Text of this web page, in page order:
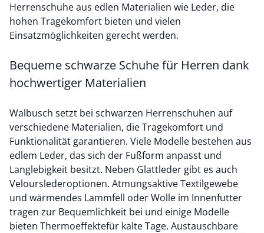
Herrenschuhe aus edlen Materialien wie Leder, die
hohen Tragekomfort bieten und vielen
Einsatzmöglichkeiten gerecht werden.
Bequeme schwarze Schuhe für Herren dank
hochwertiger Materialien
Walbusch setzt bei schwarzen Herrenschuhen auf
verschiedene Materialien, die Tragekomfort und
Funktionalität garantieren. Viele Modelle bestehen aus
edlem Leder, das sich der Fußform anpasst und
Langlebigkeit besitzt. Neben Glattleder gibt es auch
Velourslederoptionen. Atmungsaktive Textilgewebe
und wärmendes Lammfell oder Wolle im Innenfutter
tragen zur Bequemlichkeit bei und einige Modelle
bieten Thermoeffektefür kalte Tage. Austauschbare